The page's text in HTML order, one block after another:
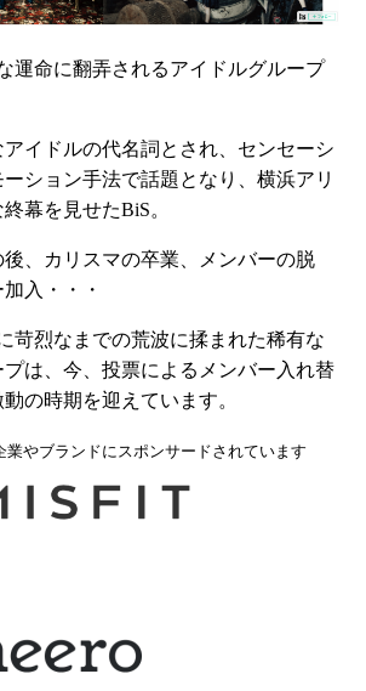
運命に翻弄されるアイドルグループ
イドルの代名詞とされ、センセーシ
ション手法で話題となり、横浜アリ
幕を見せたBiS。
、カリスマの卒業、メンバーの脱
入・・・
苛烈なまでの荒波に揉まれた稀有な
は、今、投票によるメンバー入れ替
の時期を迎えています。
業やブランドにスポンサードされています